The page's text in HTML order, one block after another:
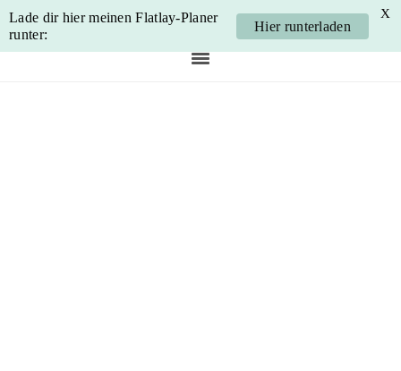
Skip
Skip
Skip
Skip
Lade dir hier meinen Flatlay-Planer
runter:
Hier runterladen
X